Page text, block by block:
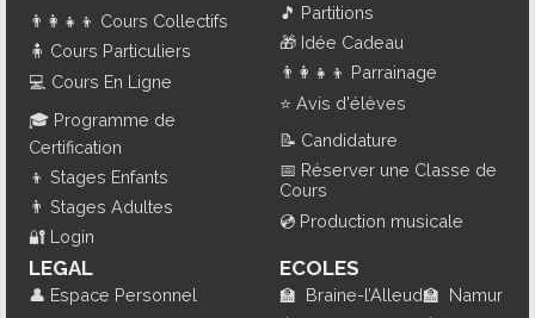
👨‍👩‍👧‍👦 Cours Collectifs
🧍 Cours Particuliers
💻 Cours En Ligne
🎓 Programme de
Certification
👦 Stages Enfants
👨 Stages Adultes
🔐 Login
🎵 Partitions
🎁 Idée Cadeau
👨‍👩‍👧‍👦 Parrainage
⭐ Avis d'élèves
📝 Candidature
📅 Réserver une Classe de
Cours
💿 Production musicale
LEGAL
👤 Espace Personnel
ECOLES
🏫 Braine-l’Alleud🏫 Namur